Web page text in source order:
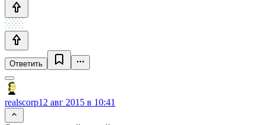
Ответить
realscorp12 авг 2015 в 10:41